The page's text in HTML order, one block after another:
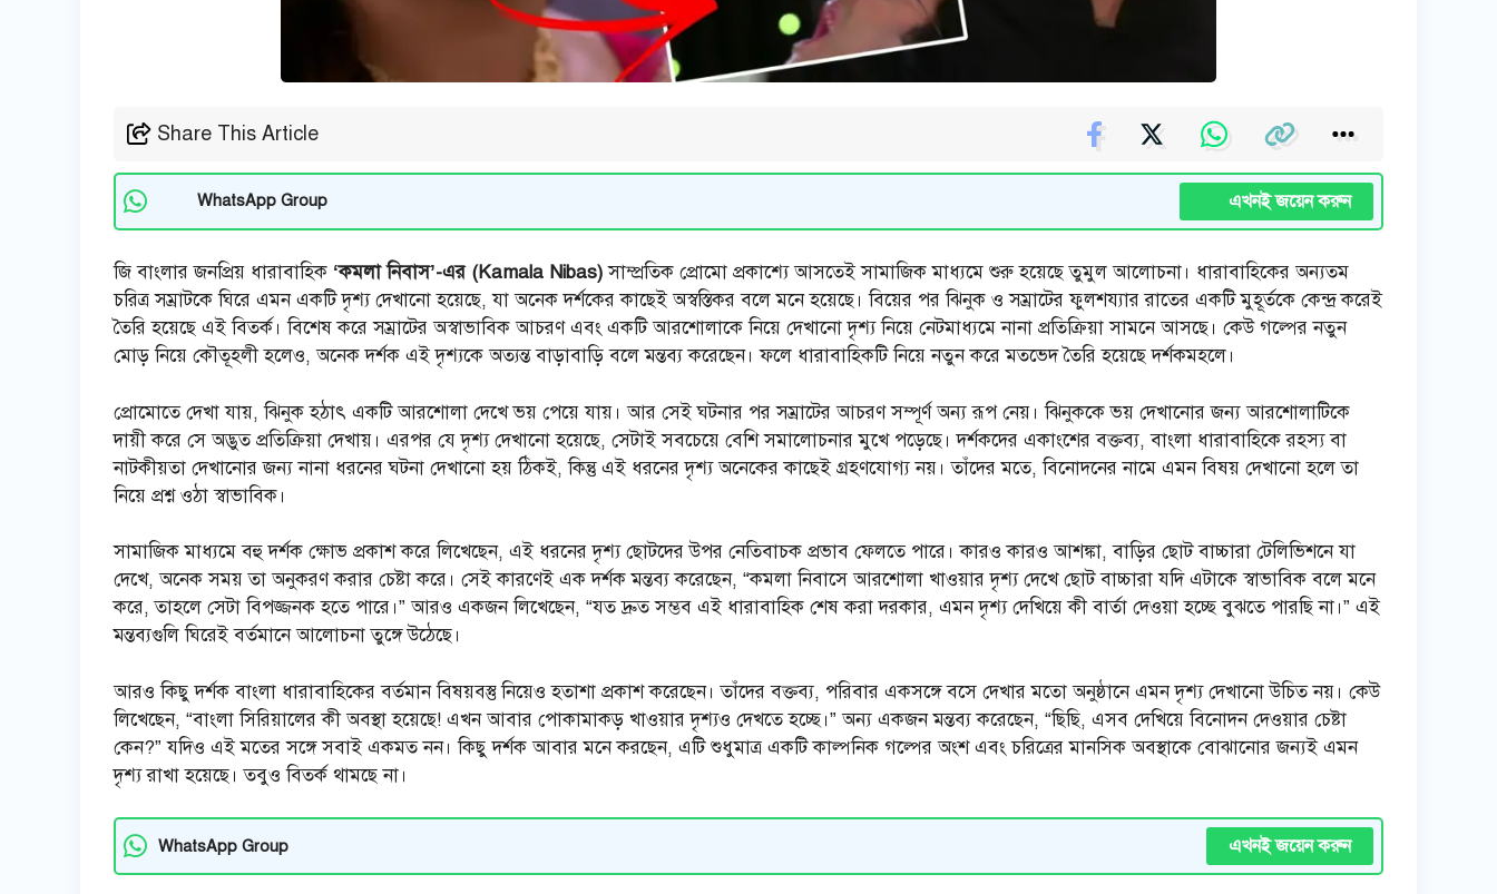
Share This Article
WhatsApp Group এখনই জয়েন করুন
জি বাংলার জনপ্রিয় ধারাবাহিক ‘কমলা নিবাস’-এর (Kamala Nibas)সাম্প্রতিক প্রোমো প্রকাশ্যে আসতেই সামাজিক মাধ্যমে শুরু হয়েছে তুমুল আলোচনা। ধারাবাহিকের অন্যতম
চরিত্র সম্রাটকে ঘিরে এমন একটি দৃশ্য দেখানো হয়েছে, যা অনেক দর্শকের কাছেই অস্বস্তিকর বলে মনে হয়েছে। বিয়ের পর ঝিনুক ও সম্রাটের ফুলশয্যার রাতের একটি মুহূর্তকে কেন্দ্র করেই
তৈরি হয়েছে এই বিতর্ক। বিশেষ করে সম্রাটের অস্বাভাবিক আচরণ এবং একটি আরশোলাকে নিয়ে দেখানো দৃশ্য নিয়ে নেটমাধ্যমে নানা প্রতিক্রিয়া সামনে আসছে। কেউ গল্পের নতুন
মোড় নিয়ে কৌতূহলী হলেও, অনেক দর্শক এই দৃশ্যকে অত্যন্ত বাড়াবাড়ি বলে মন্তব্য করেছেন। ফলে ধারাবাহিকটি নিয়ে নতুন করে মতভেদ তৈরি হয়েছে দর্শকমহলে।
প্রোমোতে দেখা যায়, ঝিনুক হঠাৎ একটি আরশোলা দেখে ভয় পেয়ে যায়। আর সেই ঘটনার পর সম্রাটের আচরণ সম্পূর্ণ অন্য রূপ নেয়। ঝিনুককে ভয় দেখানোর জন্য আরশোলাটিকে
দায়ী করে সে অদ্ভুত প্রতিক্রিয়া দেখায়। এরপর যে দৃশ্য দেখানো হয়েছে, সেটাই সবচেয়ে বেশি সমালোচনার মুখে পড়েছে। দর্শকদের একাংশের বক্তব্য, বাংলা ধারাবাহিকে রহস্য বা
নাটকীয়তা দেখানোর জন্য নানা ধরনের ঘটনা দেখানো হয় ঠিকই, কিন্তু এই ধরনের দৃশ্য অনেকের কাছেই গ্রহণযোগ্য নয়। তাঁদের মতে, বিনোদনের নামে এমন বিষয় দেখানো হলে তা
নিয়ে প্রশ্ন ওঠা স্বাভাবিক।
সামাজিক মাধ্যমে বহু দর্শক ক্ষোভ প্রকাশ করে লিখেছেন, এই ধরনের দৃশ্য ছোটদের উপর নেতিবাচক প্রভাব ফেলতে পারে। কারও কারও আশঙ্কা, বাড়ির ছোট বাচ্চারা টেলিভিশনে যা
দেখে, অনেক সময় তা অনুকরণ করার চেষ্টা করে। সেই কারণেই এক দর্শক মন্তব্য করেছেন, “কমলা নিবাসে আরশোলা খাওয়ার দৃশ্য দেখে ছোট বাচ্চারা যদি এটাকে স্বাভাবিক বলে মনে
করে, তাহলে সেটা বিপজ্জনক হতে পারে।” আরও একজন লিখেছেন, “যত দ্রুত সম্ভব এই ধারাবাহিক শেষ করা দরকার, এমন দৃশ্য দেখিয়ে কী বার্তা দেওয়া হচ্ছে বুঝতে পারছি না।” এই
মন্তব্যগুলি ঘিরেই বর্তমানে আলোচনা তুঙ্গে উঠেছে।
আরও কিছু দর্শক বাংলা ধারাবাহিকের বর্তমান বিষয়বস্তু নিয়েও হতাশা প্রকাশ করেছেন। তাঁদের বক্তব্য, পরিবার একসঙ্গে বসে দেখার মতো অনুষ্ঠানে এমন দৃশ্য দেখানো উচিত নয়। কেউ
লিখেছেন, “বাংলা সিরিয়ালের কী অবস্থা হয়েছে! এখন আবার পোকামাকড় খাওয়ার দৃশ্যও দেখতে হচ্ছে।” অন্য একজন মন্তব্য করেছেন, “ছিছি, এসব দেখিয়ে বিনোদন দেওয়ার চেষ্টা
কেন?” যদিও এই মতের সঙ্গে সবাই একমত নন। কিছু দর্শক আবার মনে করছেন, এটি শুধুমাত্র একটি কাল্পনিক গল্পের অংশ এবং চরিত্রের মানসিক অবস্থাকে বোঝানোর জন্যই এমন
দৃশ্য রাখা হয়েছে। তবুও বিতর্ক থামছে না।
WhatsApp Group এখনই জয়েন করুন